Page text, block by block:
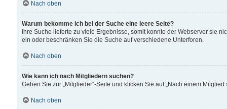
Nach oben
Warum bekomme ich bei der Suche eine leere Seite?
Ihre Suche lieferte zu viele Ergebnisse, somit konnte der Webserver sie
ein oder beschränken Sie die Suche auf verschiedene Unterforen.
Nach oben
Wie kann ich nach Mitgliedern suchen?
Gehen Sie zur „Mitglieder“-Seite und klicken Sie auf „Nach einem Mitglied
Nach oben